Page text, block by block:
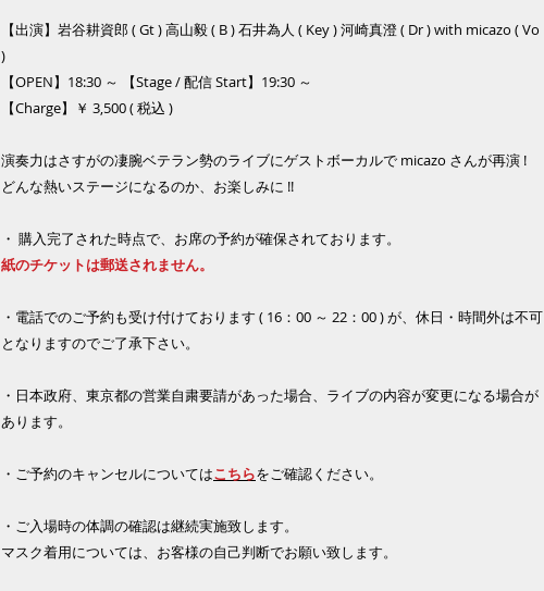
【出演】岩谷耕資郎 ( Gt ) 高山毅 ( B ) 石井為人 ( Key ) 河崎真澄 ( Dr ) with micazo ( Vo
)
【OPEN】18:30 ～ 【Stage / 配信 Start】19:30 ～
【Charge】￥ 3,500 ( 税込 )
演奏力はさすがの凄腕ベテラン勢のライブにゲストボーカルで micazo さんが再演 !
どんな熱いステージになるのか、お楽しみに !!
・ 購入完了された時点で、お席の予約が確保されております。
紙のチケットは郵送されません。
・電話でのご予約も受け付けております ( 16：00 ～ 22：00 ) が、休日・時間外は不可
となりますのでご了承下さい。
・日本政府、東京都の営業自粛要請があった場合、ライブの内容が変更になる場合が
あります。
・ご予約のキャンセルについてはこちらをご確認ください。
・ご入場時の体調の確認は継続実施致します。
マスク着用については、お客様の自己判断でお願い致します。